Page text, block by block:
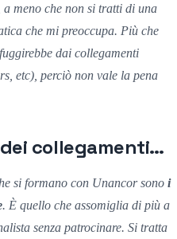
a meno che non si tratti di una
che mi preoccupa. Più che
dai collegamenti
etc), perciò non vale la pena
collegamenti…
si formano con Unancor sono i
. È quello che assomiglia di più a
senza patrocinare. Si tratta